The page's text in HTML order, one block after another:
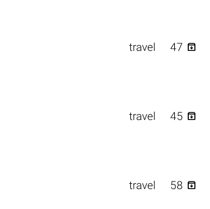
travel 47 
travel 45 
travel 58 